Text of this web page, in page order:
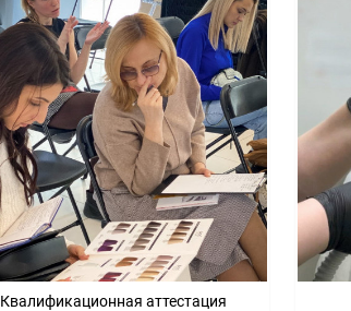
Квалификационная аттестация